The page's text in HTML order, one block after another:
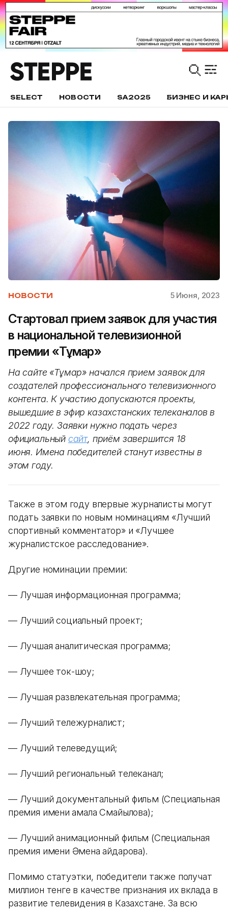
SELECT НОВОСТИ SA2025 БИЗНЕС И
НОВОСТИ 5 Июня, 2023
Стартовал прием заявок для участия
в национальной телевизионной
премии «Тұмар»
На сайте «Тұмар» начался прием заявок для
создателей профессионального телевизионного
контента. К участию допускаются проекты,
вышедшие в эфир казахстанских телеканалов в
2022 году. Заявки нужно подать через
официальный сайт, приём завершится 18
июня. Имена победителей станут известны в
этом году.
Также в этом году впервые журналисты могут
подать заявки по новым номинациям «Лучший
спортивный комментатор» и «Лучшее
журналистское расследование».
Другие номинации премии:
— Лучшая информационная программа;
— Лучший социальный проект;
— Лучшая аналитическая программа;
— Лучшее ток-шоу;
— Лучшая развлекательная программа;
— Лучший тележурналист;
— Лучший телеведущий;
— Лучший региональный телеканал;
— Лучший документальный фильм (Специальная
премия имени Қамала Смайылова);
— Лучший анимационный фильм (Специальная
премия имени Әмена Қайдарова).
Помимо статуэтки, победители также получат
миллион тенге в качестве признания их вклада в
развитие телевидения в Казахстане. За всю